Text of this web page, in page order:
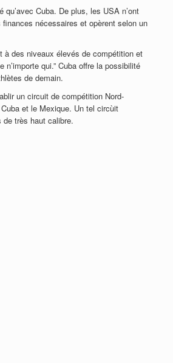
Cuba. De plus, les USA n’ont
finances nécessaires et opèrent selon un
à des niveaux élevés de compétition et
qui.” Cuba offre la possibilité
de demain.
un circuit de compétition Nord-
et le Mexique. Un tel circùit
de très haut calibre.